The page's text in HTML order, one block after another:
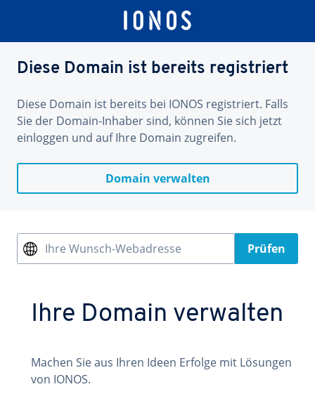
Diese Domain ist bereits registriert
Diese Domain ist bereits bei IONOS registriert. Falls
Sie der Domain-Inhaber sind, können Sie sich jetzt
einloggen und auf Ihre Domain zugreifen.
Domain verwalten
Ihre Wunsch-Webadresse Prüfen
Ihre Domain verwalten
Machen Sie aus Ihren Ideen Erfolge mit Lösungen
von IONOS.